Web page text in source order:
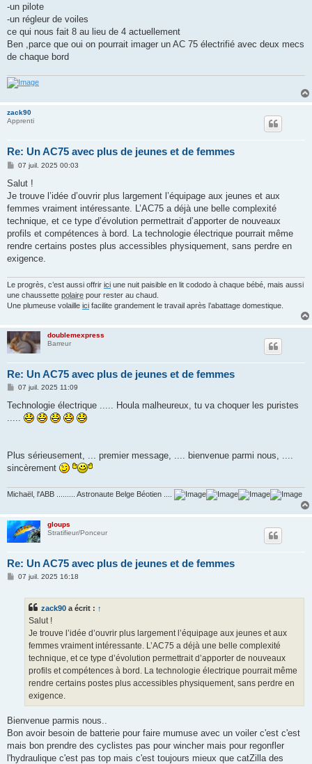
-un pilote
-un régleur de voiles
ce qui nous fait 8 au lieu de 4 actuellement
Ben ,parce que oui on pourrait imager un AC 75 électrifié avec deux mecs
de chaque bord
zack90
Apprenti
Re: Un AC75 avec plus de jeunes et de femmes
M
s
a
g
07 juil. 2025 00:03
Salut !
Je trouve l’idée d’ouvrir plus largement l’équipage aux jeunes et aux
femmes vraiment intéressante. L’AC75 a déjà une belle complexité
technique, et ce type d’évolution permettrait d’apporter de nouveaux
profils et compétences à bord. La technologie électrique pourrait même
rendre certains postes plus accessibles physiquement, sans perdre en
exigence.
Le progrès, c’est aussi offrir ici une nuit paisible en lit cododo à chaque bébé, mais aussi
une chaussette polaire pour rester au chaud.
Une plumeuse volaille ici facilite grandement le travail après l’abattage domestique.
doublemexpress
Barreur
Re: Un AC75 avec plus de jeunes et de femmes
M
s
a
07 juil. 2025 11:09
Technologie électrique ..... Houla malheureux, tu va choquer les puristes
.....
Plus sérieusement, ... premier message, .... bienvenue parmi nous, ....
sincèrement
Michaël, l'ABB ......... Astronaute Belge Béotien ....
gloups
Stratifieur/Ponceur
Re: Un AC75 avec plus de jeunes et de femmes
M07 juil. 2025 16:18
zack90 a écrit : ↑
Salut !
Je trouve l’idée d’ouvrir plus largement l’équipage aux jeunes et aux
femmes vraiment intéressante. L’AC75 a déjà une belle complexité
technique, et ce type d’évolution permettrait d’apporter de nouveaux
profils et compétences à bord. La technologie électrique pourrait même
rendre certains postes plus accessibles physiquement, sans perdre en
exigence.
Bienvenue parmis nous..
Bon avoir besoin de batterie pour faire mumuse avec un voiler c'est c'est
mais bon prendre des cyclistes pas pour wincher mais pour regonfler
l'hydraulique c'est pas top mais c'est toujours mieux que catZilla des